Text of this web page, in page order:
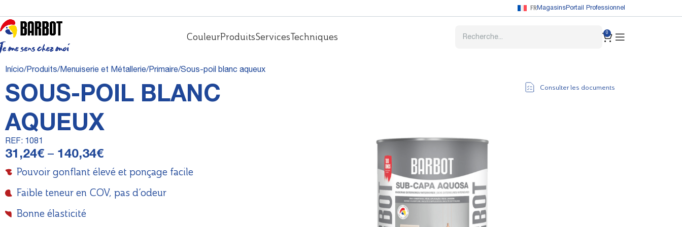
FRMagasinsPortail Professionnel
CouleurProduitsServicesTechniques 0
Início Produits Menuiserie et Métallerie Primaire Sous-poil blanc aqueux
SOUS-POIL BLANC
AQUEUX
REF: 1081
31,24€ – 140,34€
Pouvoir gonflant élevé et ponçage facile
Faible teneur en COV, pas d’odeur
Bonne élasticité
Consulter les documents